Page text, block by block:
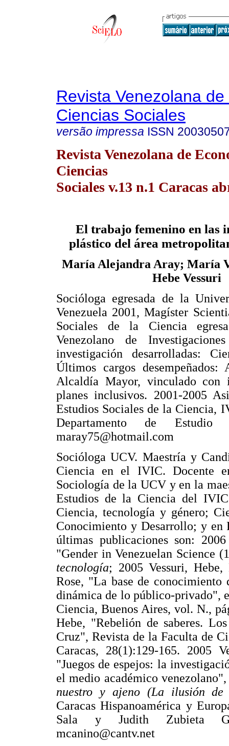
Revista Venezolana
Ciencias Sociales
versão impressa ISSN
Revista Venezolana de
Ciencias
Sociales v.13 n.1 Caracas
El trabajo femenino en las
plástico del área
María Alejandra Aray; María
Hebe Vessuri
Socióloga egresada de la
Venezuela 2001, Magíster
Sociales de la Ciencia
Venezolano de
investigación desarrolladas:
Últimos cargos
Alcaldía Mayor, vinculado con
planes inclusivos. 2001-2005
Estudios Sociales de la Ciencia,
Departamento de
maray75@hotmail.com
Socióloga UCV. Maestría y
Ciencia en el IVIC. Docente
Sociología de la UCV y en la
Estudios de la Ciencia del
Ciencia, tecnología y género;
Conocimiento y Desarrollo; y en
últimas publicaciones son:
"Gender in Venezuelan Science
tecnología; 2005 Vessuri,
Rose, "La base de
dinámica de lo público-privado",
Ciencia, Buenos Aires, vol. N.,
Hebe, "Rebelión de saberes.
Cruz", Revista de la Faculta de
Caracas, 28(1):129-165. 2005
"Juegos de espejos: la
el medio académico
nuestro y ajeno (La ilusión de
Caracas Hispanoamérica y
Sala y Judith Zubieta
mcanino@cantv.net